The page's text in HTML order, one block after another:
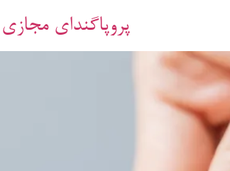
پروپاگندای